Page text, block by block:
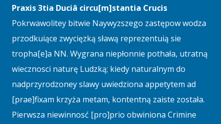
Praxis 3tia Duciâ circu[m]stantia Crucis
Pokrwawolitey bitwie Naywyzszego zastępow wodza
przodkuiące zwycięzką sławą reprezentuią sie
tropha[e]a NN. Wygrana niepłonnie pothała, utratną
wiecznosci naturę Ludzką; kiedy naturalnym do
nadprzyrodzoney slawy uwiedziona appetytem ad
[prae]fixam krzyża metam, kontentną zaiste została.
Pierwsza niewinnosć [pro]prio obwiniona Crimine